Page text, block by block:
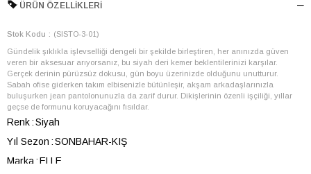
ÜRÜN ÖZELLIKLERI
Stok Kodu (SISTO-3-01)
Gündelik şıklıkla işlevselliği dengeli bir şekilde birleştiren, her anınızda güven
veren bir aksesuar arıyorsanız, bu siyah deri kemer beklentilerinizi karşılar.
Gerçek derinin pürüzsüz dokusu, gün boyu üzerinizde olduğunu unutturur.
Sabah ofise giderken takım elbisenizle bütünleşir, akşam arkadaşlarınızla
buluşurken jean pantolonunuzla da zarif durur. Dikişlerinin özenli işçiliği, yıllar
geçse de formunu koruyacağını fısıldar.
Renk Siyah
Yıl Sezon SONBAHAR-KIŞ
Marka ELLE